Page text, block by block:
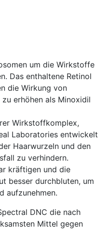
um die Wirkstoffe
Das enthaltene Retinol
die Wirkung von
erhöhen als Minoxidil
Wirkstoffkomplex,
Laboratories entwickelt
Haarwurzeln und den
zu verhindern.
kräftigen und die
besser durchbluten, um
aufzunehmen.
DNC die nach
Mittel gegen